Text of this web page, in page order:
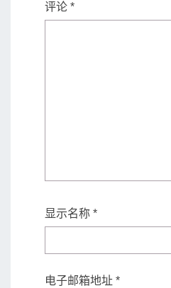
评论 *
显示名称 *
电子邮箱地址 *